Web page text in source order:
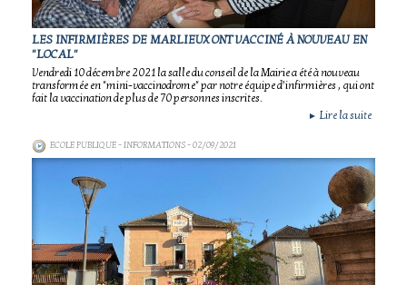
LES INFIRMIÈRES DE MARLIEUX ONT VACCINÉ À NOUVEAU EN
"LOCAL"
Vendredi 10 décembre 2021 la salle du conseil de la Mairie a été à nouveau
transformée en "mini-vaccinodrome" par notre équipe d’infirmières , qui ont
fait la vaccination de plus de 70 personnes inscrites.
► Lire la suite
ECOLE PUBLIQUE - INFORMATIONS- 02/09/2021